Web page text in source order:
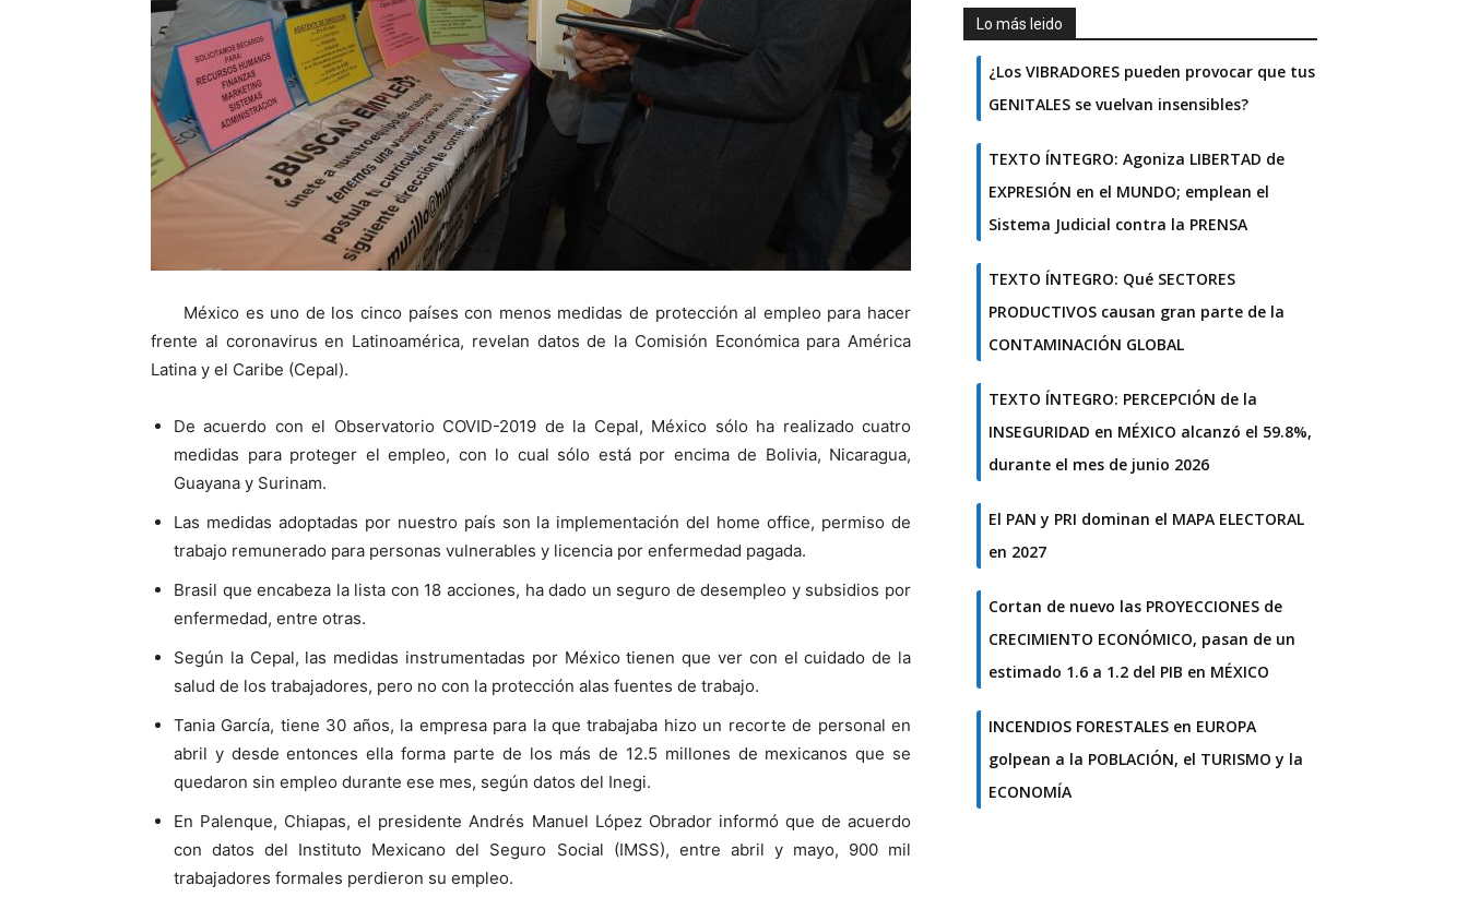
México es uno de los cinco países con menos medidas de protección al empleo para hacer
frente al coronavirus en Latinoamérica, revelan datos de la Comisión Económica para América
Latina y el Caribe (Cepal).
De acuerdo con el Observatorio COVID-2019 de la Cepal, México sólo ha realizado cuatro
medidas para proteger el empleo, con lo cual sólo está por encima de Bolivia, Nicaragua,
Guayana y Surinam.
Las medidas adoptadas por nuestro país son la implementación del home office, permiso de
trabajo remunerado para personas vulnerables y licencia por enfermedad pagada.
Brasil que encabeza la lista con 18 acciones, ha dado un seguro de desempleo y subsidios por
enfermedad, entre otras.
Según la Cepal, las medidas instrumentadas por México tienen que ver con el cuidado de la
salud de los trabajadores, pero no con la protección alas fuentes de trabajo.
Tania García, tiene 30 años, la empresa para la que trabajaba hizo un recorte de personal en
abril y desde entonces ella forma parte de los más de 12.5 millones de mexicanos que se
quedaron sin empleo durante ese mes, según datos del Inegi.
En Palenque, Chiapas, el presidente Andrés Manuel López Obrador informó que de acuerdo
con datos del Instituto Mexicano del Seguro Social (IMSS), entre abril y mayo, 900 mil
trabajadores formales perdieron su empleo.
Lo más leido
¿Los VIBRADORES pueden provocar que tus
GENITALES se vuelvan insensibles?
TEXTO ÍNTEGRO: Agoniza LIBERTAD de
EXPRESIÓN en el MUNDO; emplean el
Sistema Judicial contra la PRENSA
TEXTO ÍNTEGRO: Qué SECTORES
PRODUCTIVOS causan gran parte de la
CONTAMINACIÓN GLOBAL
TEXTO ÍNTEGRO: PERCEPCIÓN de la
INSEGURIDAD en MÉXICO alcanzó el 59.8%,
durante el mes de junio 2026
El PAN y PRI dominan el MAPA ELECTORAL
en 2027
Cortan de nuevo las PROYECCIONES de
CRECIMIENTO ECONÓMICO, pasan de un
estimado 1.6 a 1.2 del PIB en MÉXICO
INCENDIOS FORESTALES en EUROPA
golpean a la POBLACIÓN, el TURISMO y la
ECONOMÍA